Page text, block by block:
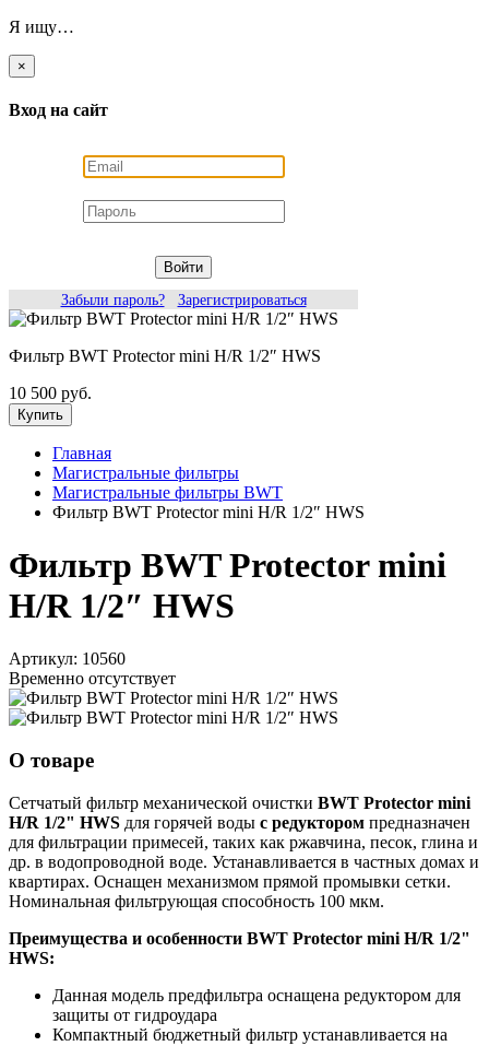
Я ищу…
×
Вход на сайт
Войти
Забыли пароль?
Зарегистрироваться
Фильтр BWT Protector mini H/R 1/2″ HWS
10 500 руб.
Купить
Главная
Магистральные фильтры
Магистральные фильтры BWT
Фильтр BWT Protector mini H/R 1/2″ HWS
Фильтр BWT Protector mini
H/R 1/2″ HWS
Артикул: 10560
Временно отсутствует
О товаре
Сетчатый фильтр механической очистки BWT Protector mini
H/R 1/2" HWS для горячей воды с редуктором предназначен
для фильтрации примесей, таких как ржавчина, песок, глина и
др. в водопроводной воде. Устанавливается в частных домах и
квартирах. Оснащен механизмом прямой промывки сетки.
Номинальная фильтрующая способность 100 мкм.
Преимущества и особенности BWT Protector mini H/R 1/2"
HWS:
Данная модель предфильтра оснащена редуктором для
защиты от гидроудара
Компактный бюджетный фильтр устанавливается на